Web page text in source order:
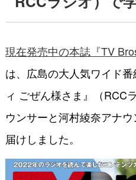
現在発売中の本誌『TV
は、広島の大人気ワイド
ィ ごぜん様さま』（RCC
ウンサーと河村綾奈アナ
届けしました。